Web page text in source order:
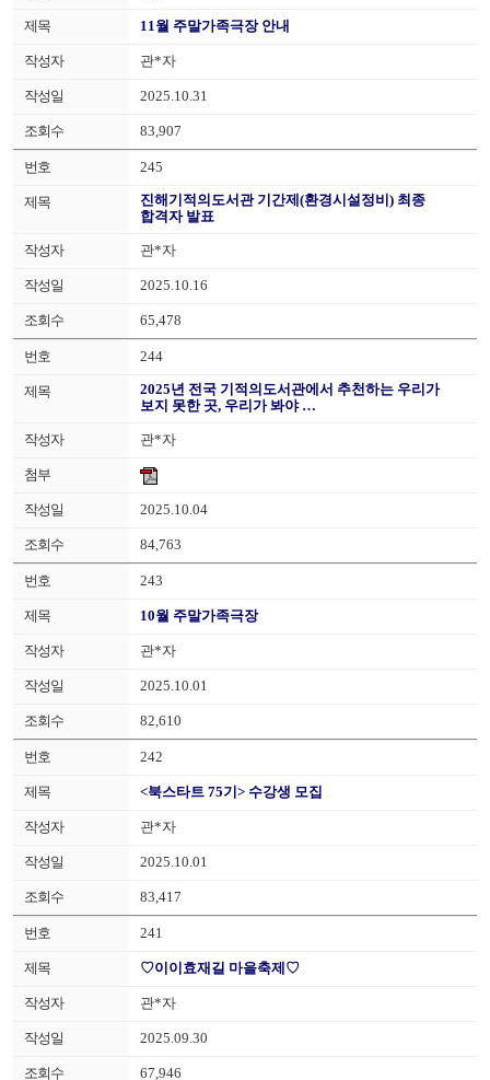
11월 주말가족극장 안내
관*자
2025.10.31
83,907
245
진해기적의도서관 기간제(환경시설정비) 최종
합격자 발표
관*자
2025.10.16
65,478
244
2025년 전국 기적의도서관에서 추천하는 우리가
보지 못한 곳, 우리가 봐야 …
관*자
2025.10.04
84,763
243
10월 주말가족극장
관*자
2025.10.01
82,610
242
<북스타트 75기> 수강생 모집
관*자
2025.10.01
83,417
241
♡이이효재길 마을축제♡
관*자
2025.09.30
67,946